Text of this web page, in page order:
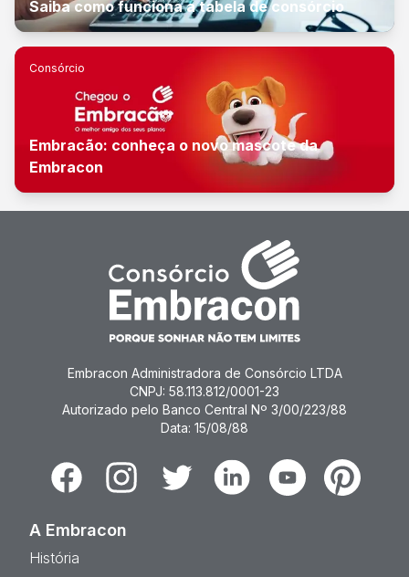
Saiba como funciona a tabela de consórcio
Consórcio
Embracão: conheça o novo mascote da
Embracon
Embracon Administradora de Consórcio LTDA
CNPJ: 58.113.812/0001-23
Autorizado pelo Banco Central Nº 3/00/223/88
Data: 15/08/88
FacebookInstagramTwitter LinkedinYoutubePinterest
A Embracon
História